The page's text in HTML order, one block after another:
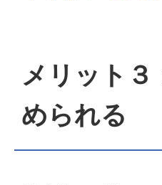
メリット
められる